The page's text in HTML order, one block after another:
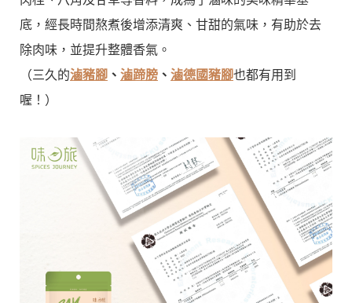
底，經長時間熬煮後增添清爽、甘甜的氣味，有助於去
除肉味，並提升整體香氣。
（三久的滷豬腳 、 滷蹄膀 、 滷德國豬腳也都有用到
喔！）